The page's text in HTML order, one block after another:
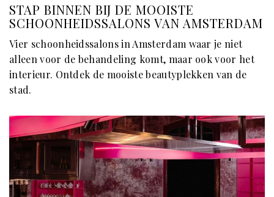
STAP BINNEN BIJ DE MOOISTE
SCHOONHEIDSSALONS VAN AMSTERDAM
Vier schoonheidssalons in Amsterdam waar je niet
alleen voor de behandeling komt, maar ook voor het
interieur. Ontdek de mooiste beautyplekken van de
stad.